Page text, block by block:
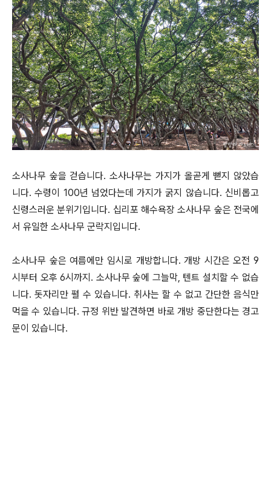
소사나무 숲을 걷습니다. 소사나무는 가지가 올곧게 뻗지 않았습
니다. 수령이 100년 넘었다는데 가지가 굵지 않습니다. 신비롭고
신령스러운 분위기입니다. 십리포 해수욕장 소사나무 숲은 전국에
서 유일한 소사나무 군락지입니다.
소사나무 숲은 여름에만 임시로 개방합니다. 개방 시간은 오전 9
시부터 오후 6시까지. 소사나무 숲에 그늘막, 텐트 설치할 수 없습
니다. 돗자리만 펼 수 있습니다. 취사는 할 수 없고 간단한 음식만
먹을 수 있습니다. 규정 위반 발견하면 바로 개방 중단한다는 경고
문이 있습니다.